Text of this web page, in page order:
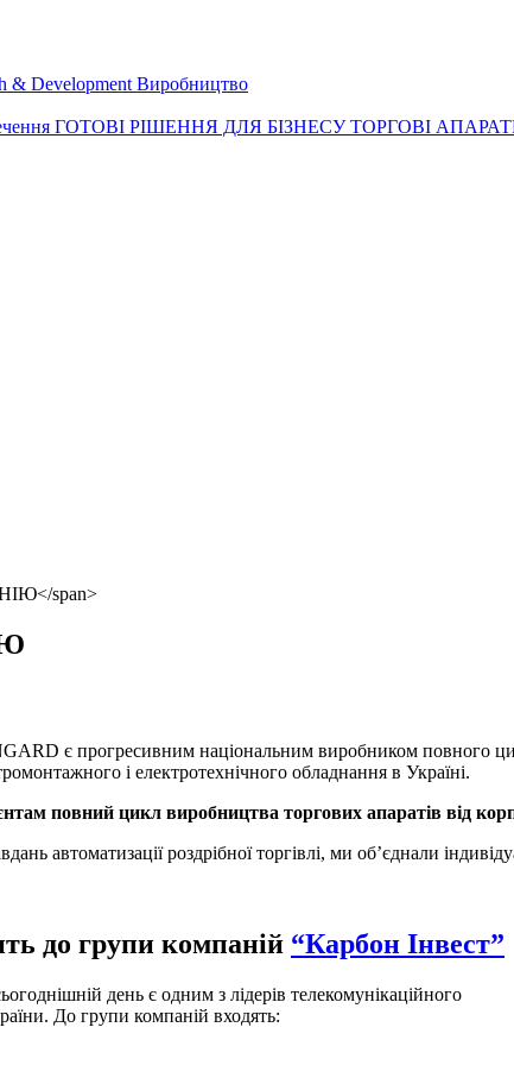
& Development Виробництво
ГОТОВІ РІШЕННЯ ДЛЯ БІЗНЕСУТОРГОВІ
span>
є прогресивним національним виробником повного
і електротехнічного обладнання в Україні.
повний цикл виробництва торгових апаратів від
автоматизації роздрібної торгівлі, ми об’єднали
до групи компаній “Карбон Інвест”
день є одним з лідерів телекомунікаційного
До групи компаній входять: